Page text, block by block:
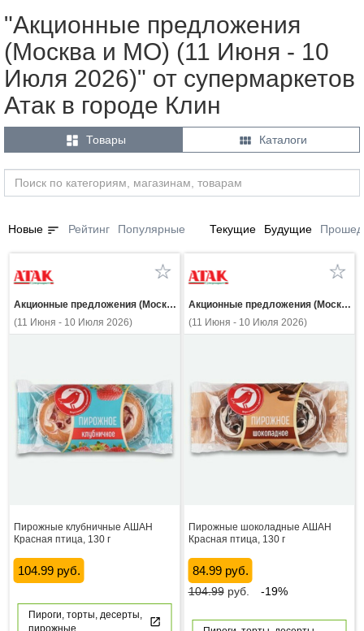
"Акционные предложения
(Москва и МО) (11 Июня - 10
Июля 2026)" от супермаркетов
Атак в городе Клин
 Товары  Каталоги
Новые sort Рейтинг Популярные Текущие Будущие
Акционные предложения (Москва и МО)
(11 Июня - 10 Июля 2026)
Пирожные клубничные АШАН
Красная птица, 130 г
104.99 руб.
Пироги, торты, десерты,
Акционные предложения (Москва и МО)
(11 Июня - 10 Июля 2026)
Пирожные шоколадные АШАН
Красная птица, 130 г
84.99 руб.
104.99руб. -19%